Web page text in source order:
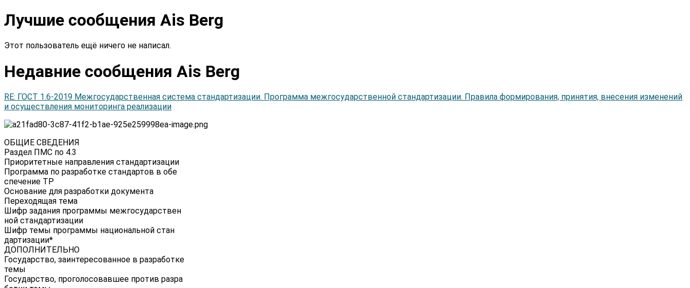
Лучшие сообщения Ais Berg
Этот пользователь ещё ничего не написал.
Недавние сообщения Ais Berg
RE: ГОСТ 1.6-2019 Межгосударственная система стандартизации. Программа межгосударственной стандартизации. Правила формирования, принятия, внесения изменений
и осуществления мониторинга реализации
ОБЩИЕ СВЕДЕНИЯ
Раздел ПМС по 4.3
Приоритетные направления стандартизации
Программа по разработке стандартов в обе­
спечение ТР
Основание для разработки документа
Переходящая тема
Шифр задания программы межгосударствен­
ной стандартизации
Шифр темы программы национальной стан­
дартизации*
ДОПОЛНИТЕЛЬНО
Государство, заинтересованное в разработке
темы
Государство, проголосовавшее против разра­